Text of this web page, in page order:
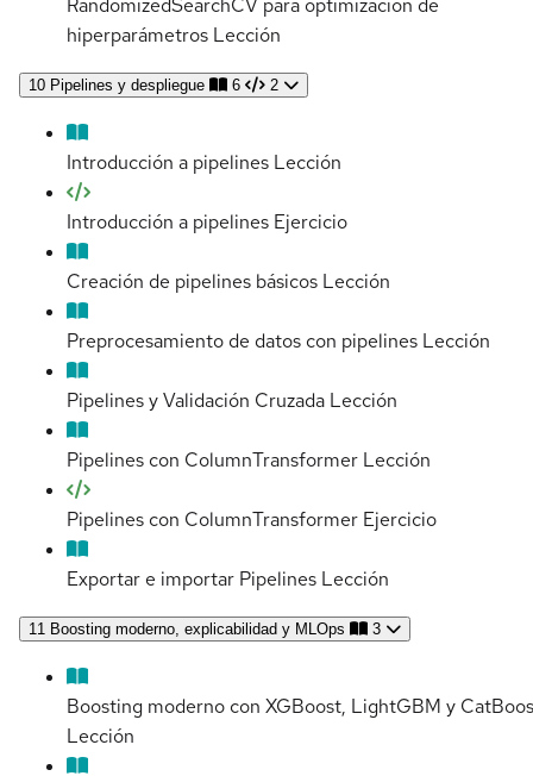
RandomizedSearchCV para optimización de
hiperparámetros Lección
10 Pipelines y despliegue 6 2
Introducción a pipelines Lección
Introducción a pipelines Ejercicio
Creación de pipelines básicos Lección
Preprocesamiento de datos con pipelines Lección
Pipelines y Validación Cruzada Lección
Pipelines con ColumnTransformer Lección
Pipelines con ColumnTransformer Ejercicio
Exportar e importar Pipelines Lección
11 Boosting moderno, explicabilidad y MLOps 3
Boosting moderno con XGBoost, LightGBM y
Lección